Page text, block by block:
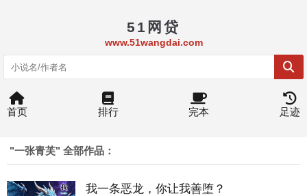
51网贷
www.51wangdai.com
首页 排行 完本 足迹
"一张青芙" 全部作品：
我一条恶龙，你让我善堕？